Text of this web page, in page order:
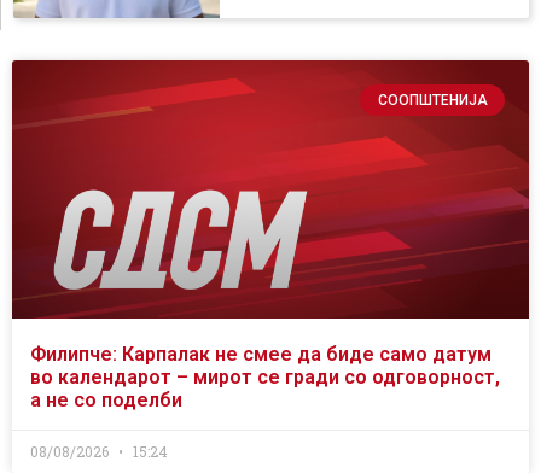
СООПШТЕНИЈА
Филипче: Карпалак не смее да биде само датум
во календарот – мирот се гради со одговорност,
а не со поделби
08/08/2026 15:24